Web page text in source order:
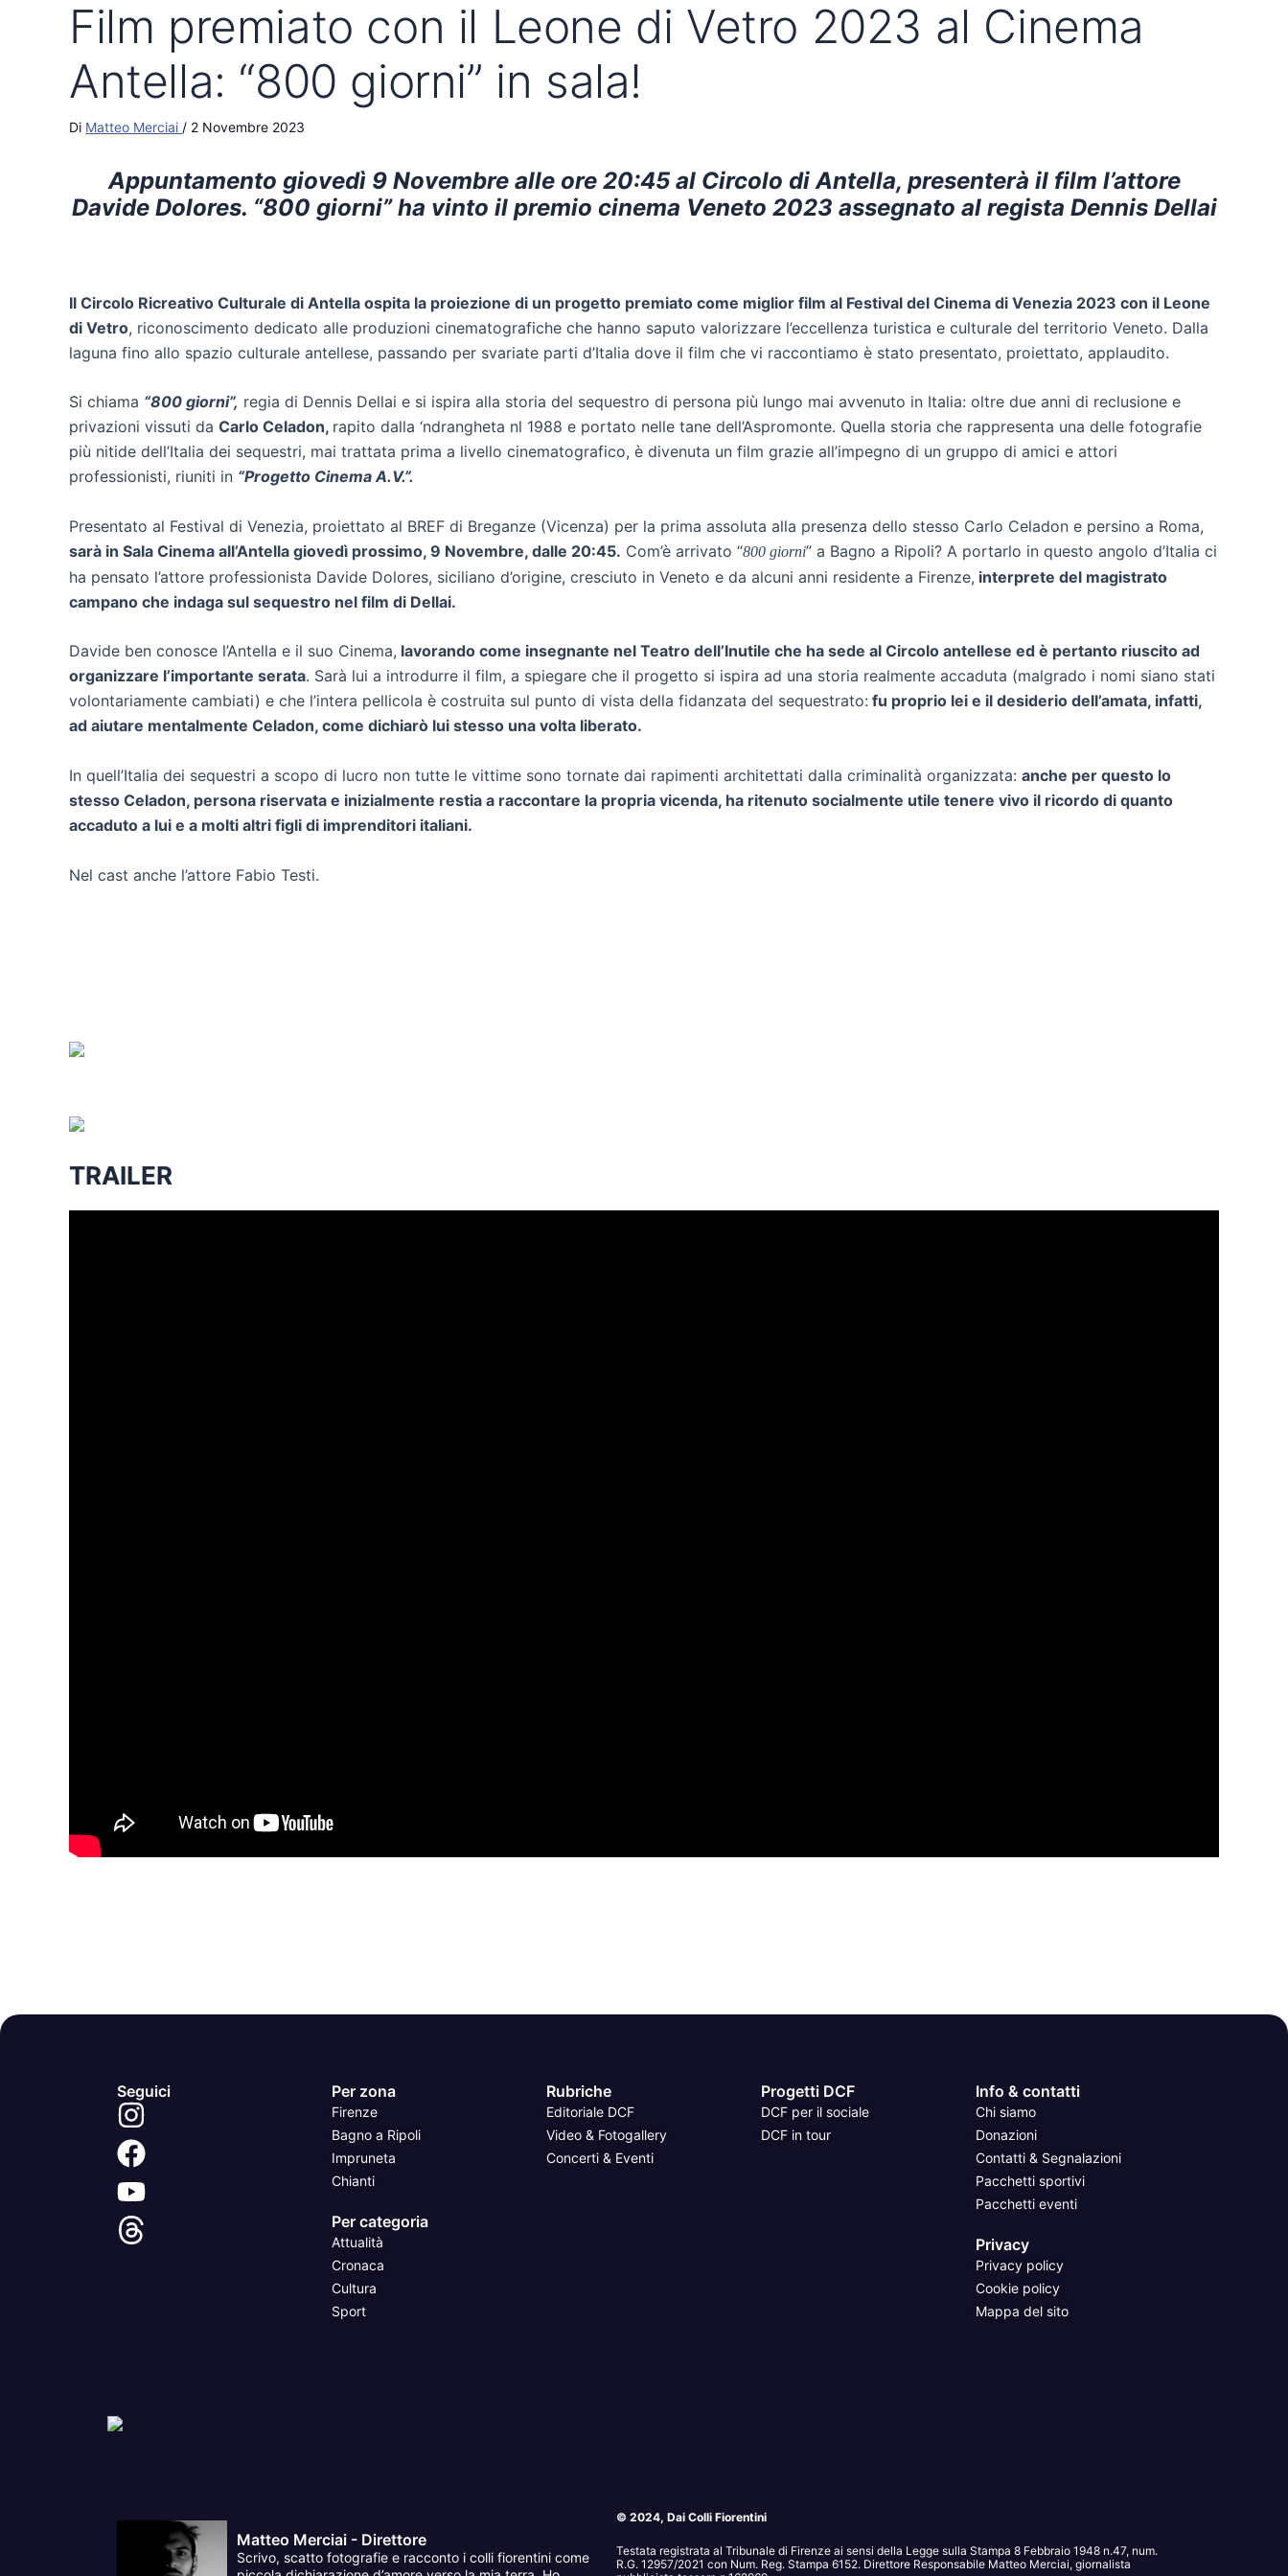
Film premiato con il Leone di Vetro 2023 al Cinema
Antella: “800 giorni” in sala!
Di Matteo Merciai / 2 Novembre 2023
Appuntamento giovedì 9 Novembre alle ore 20:45 al Circolo di Antella, presenterà il film l’attore
Davide Dolores. “800 giorni” ha vinto il premio cinema Veneto 2023 assegnato al regista Dennis Dellai
Il Circolo Ricreativo Culturale di Antella ospita la proiezione di un progetto premiato come miglior film al Festival del Cinema di Venezia 2023 con il Leone
di Vetro, riconoscimento dedicato alle produzioni cinematografiche che hanno saputo valorizzare l’eccellenza turistica e culturale del territorio Veneto. Dalla
laguna fino allo spazio culturale antellese, passando per svariate parti d’Italia dove il film che vi raccontiamo è stato presentato, proiettato, applaudito.
Si chiama “800 giorni”, regia di Dennis Dellai e si ispira alla storia del sequestro di persona più lungo mai avvenuto in Italia: oltre due anni di reclusione e
privazioni vissuti da Carlo Celadon, rapito dalla ‘ndrangheta nl 1988 e portato nelle tane dell’Aspromonte. Quella storia che rappresenta una delle fotografie
più nitide dell’Italia dei sequestri, mai trattata prima a livello cinematografico, è divenuta un film grazie all’impegno di un gruppo di amici e attori
professionisti, riuniti in “Progetto Cinema A.V.”.
Presentato al Festival di Venezia, proiettato al BREF di Breganze (Vicenza) per la prima assoluta alla presenza dello stesso Carlo Celadon e persino a Roma,
sarà in Sala Cinema all’Antella giovedì prossimo, 9 Novembre, dalle 20:45. Com’è arrivato “800 giorni” a Bagno a Ripoli? A portarlo in questo angolo d’Italia ci
ha pensato l’attore professionista Davide Dolores, siciliano d’origine, cresciuto in Veneto e da alcuni anni residente a Firenze, interprete del magistrato
campano che indaga sul sequestro nel film di Dellai.
Davide ben conosce l’Antella e il suo Cinema, lavorando come insegnante nel Teatro dell’Inutile che ha sede al Circolo antellese ed è pertanto riuscito ad
organizzare l’importante serata. Sarà lui a introdurre il film, a spiegare che il progetto si ispira ad una storia realmente accaduta (malgrado i nomi siano stati
volontariamente cambiati) e che l’intera pellicola è costruita sul punto di vista della fidanzata del sequestrato: fu proprio lei e il desiderio dell’amata, infatti,
ad aiutare mentalmente Celadon, come dichiarò lui stesso una volta liberato.
In quell’Italia dei sequestri a scopo di lucro non tutte le vittime sono tornate dai rapimenti architettati dalla criminalità organizzata: anche per questo lo
stesso Celadon, persona riservata e inizialmente restia a raccontare la propria vicenda, ha ritenuto socialmente utile tenere vivo il ricordo di quanto
accaduto a lui e a molti altri figli di imprenditori italiani.
Nel cast anche l’attore Fabio Testi.
TRAILER
Seguici Per zona
Firenze
Bagno a Ripoli
Impruneta
Chianti
Per categoria
Attualità
Cronaca
Cultura
Sport
Rubriche
Editoriale DCF
Video & Fotogallery
Concerti & Eventi
Progetti DCF
DCF per il sociale
DCF in tour
Info & contatti
Chi siamo
Donazioni
Contatti & Segnalazioni
Pacchetti sportivi
Pacchetti eventi
Privacy
Privacy policy
Cookie policy
Mappa del sito
Matteo Merciai - Direttore
Scrivo, scatto fotografie e racconto i colli fiorentini come
© 2024, Dai Colli Fiorentini
Testata registrata al Tribunale di Firenze ai sensi della Legge sulla Stampa 8 Febbraio 1948 n.47, num.
R.G. 12957/2021 con Num. Reg. Stampa 6152. Direttore Responsabile Matteo Merciai, giornalista